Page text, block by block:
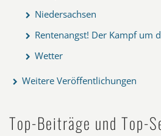
Niedersachsen
Rentenangst! Der Kampf um
Wetter
Weitere Veröffentlichungen
Top-Beiträge und Top-